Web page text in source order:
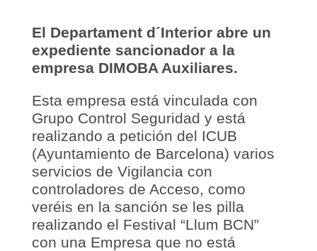
El Departament d´Interior abre un
expediente sancionador a la
empresa DIMOBA Auxiliares.
Esta empresa está vinculada con
Grupo Control Seguridad y está
realizando a petición del ICUB
(Ayuntamiento de Barcelona) varios
servicios de Vigilancia con
controladores de Acceso, como
veréis en la sanción se les pilla
realizando el Festival “Llum BCN”
con una Empresa que no está